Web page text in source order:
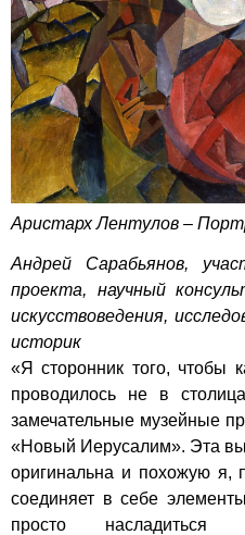
Аристарх Лентулов –
Андрей Сарабьянов,
проекта, научный
искусствоведения,
историк
«Я сторонник того, чтобы
проводилось не в
замечательные музейные
«Новый Иерусалим». Эта
оригинальна и похожую
соединяет в себе
просто насладиться